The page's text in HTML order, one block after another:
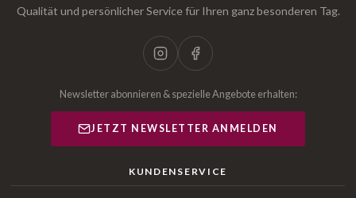
Qualität und persönlicher Service für Ihren ganz besonderen Tag.
Newsletter abonnieren & spezielle Angebote erhalten:
JETZT NEWSLETTER ANMELDEN
KUNDENSERVICE